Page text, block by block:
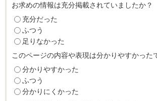
お求めの情報は充分掲載されていましたか？
充分だった
ふつう
足りなかった
このページの内容や表現は分かりやすかった
分かりやすかった
ふつう
分かりにくかった